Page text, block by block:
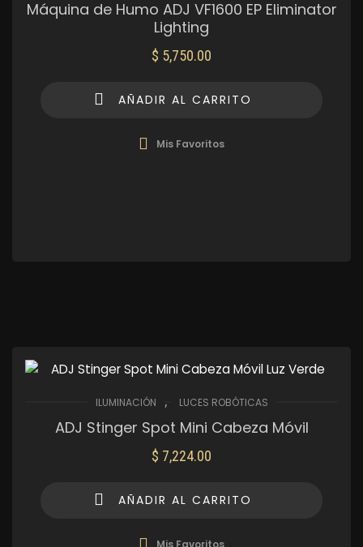
Máquina de Humo ADJ VF1600 EP Eliminator
Lighting
$ 5,750.00
AÑADIR AL CARRITO
Mis Favoritos
ILUMINACIÓN , LUCES ROBÓTICAS
ADJ Stinger Spot Mini Cabeza Móvil
$ 7,224.00
AÑADIR AL CARRITO
Mis Favoritos